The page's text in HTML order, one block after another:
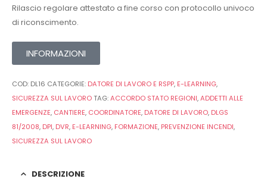
Rilascio regolare attestato a fine corso con protocollo univoco
di riconscimento.
INFORMAZIONI
COD: DL16 CATEGORIE: DATORE DI LAVORO E RSPP, E-LEARNING,
SICUREZZA SUL LAVOROTAG:ACCORDO STATO REGIONI,ADDETTI ALLE
EMERGENZE, CANTIERE, COORDINATORE, DATORE DI LAVORO, DLGS
81/2008, DPI, DVR, E-LEARNING, FORMAZIONE, PREVENZIONE INCENDI,
SICUREZZA SUL LAVORO
DESCRIZIONE